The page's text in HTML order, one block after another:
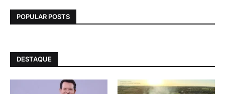
POPULAR POSTS
DESTAQUE